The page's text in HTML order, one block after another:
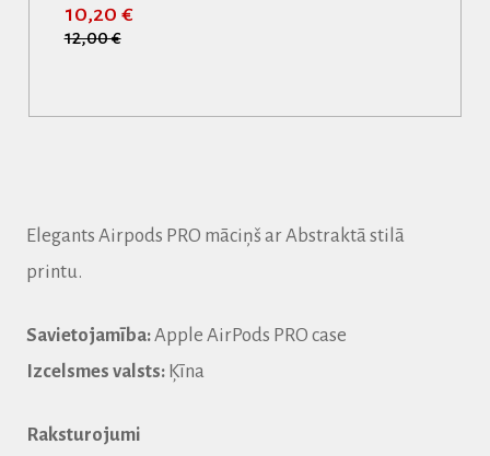
12,00 €
10,20 €
Elegants Airpods PRO māciņš ar Abstraktā stilā
printu.
Savietojamība:Apple AirPods PRO case
Izcelsmes valsts: Ķīna
Raksturojumi